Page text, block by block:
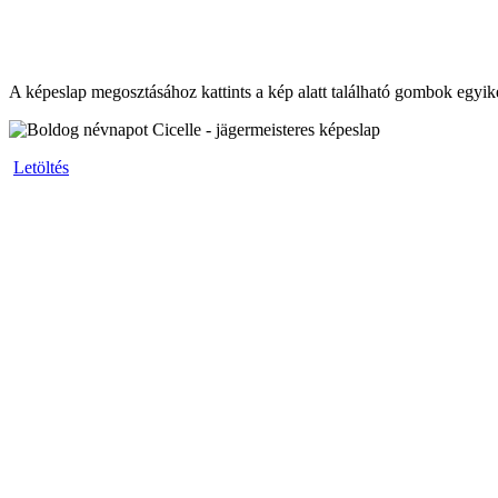
A képeslap megosztásához kattints a kép alatt található gombok
Letöltés